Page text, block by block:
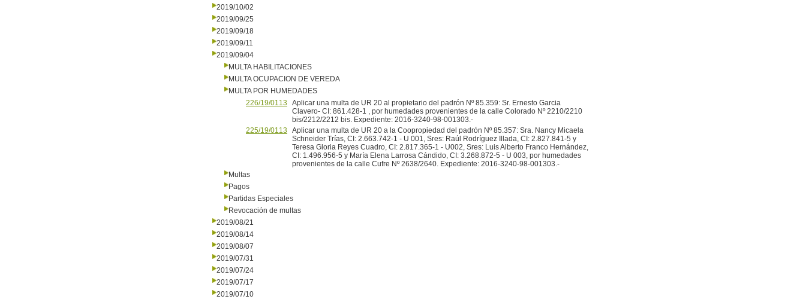
2019/10/02
2019/09/25
2019/09/18
2019/09/11
2019/09/04
MULTA HABILITACIONES
MULTA OCUPACION DE VEREDA
MULTA POR HUMEDADES
226/19/0113
Aplicar una multa de UR 20 al propietario del padrón Nº 85.359: Sr. Ernesto Garcia
Clavero- CI: 861.428-1 , por humedades provenientes de la calle Colorado Nº 2210/2210
bis/2212/2212 bis. Expediente: 2016-3240-98-001303.-
225/19/0113
Aplicar una multa de UR 20 a la Coopropiedad del padrón Nº 85.357: Sra. Nancy Micaela
Schneider Trías, CI: 2.663.742-1 - U 001, Sres: Raúl Rodríguez Illada, CI: 2.827.841-5 y
Teresa Gloria Reyes Cuadro, CI: 2.817.365-1 - U002, Sres: Luis Alberto Franco Hernández,
CI: 1.496.956-5 y María Elena Larrosa Cándido, CI: 3.268.872-5 - U 003, por humedades
provenientes de la calle Cufre Nº 2638/2640. Expediente: 2016-3240-98-001303.-
Multas
Pagos
Partidas Especiales
Revocación de multas
2019/08/21
2019/08/14
2019/08/07
2019/07/31
2019/07/24
2019/07/17
2019/07/10